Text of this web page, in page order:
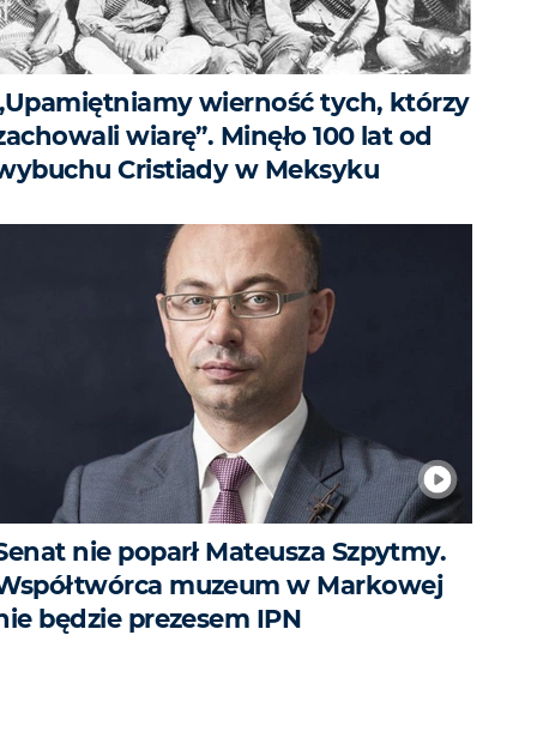
wierność tych, którzy
wiarę”. Minęło 100 lat od
Cristiady w Meksyku
nie poparł Mateusza Szpytmy.
muzeum w Markowej
będzie prezesem IPN